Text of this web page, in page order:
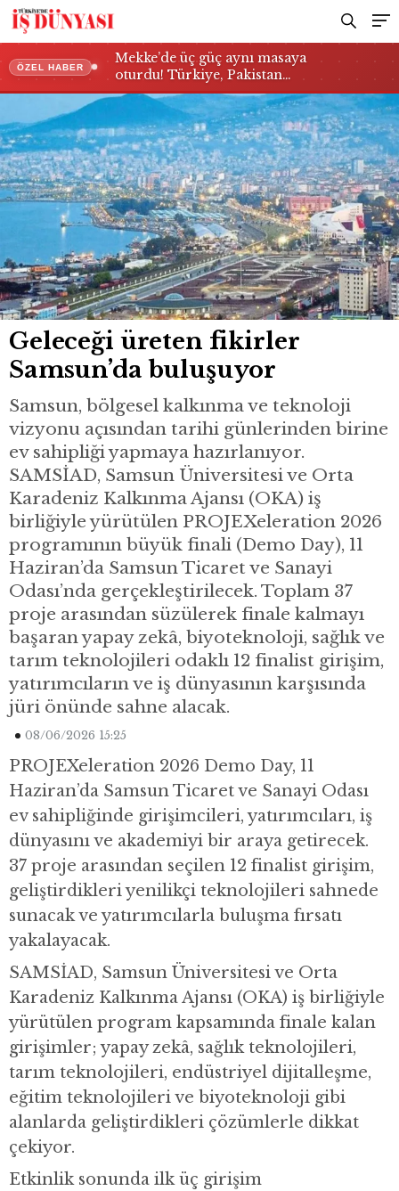
ÖZEL HABER
Mekke’de üç güç aynı masaya
oturdu! Türkiye, Pakistan…
Geleceği üreten fikirler
Samsun’da buluşuyor
Samsun, bölgesel kalkınma ve teknoloji
vizyonu açısından tarihi günlerinden birine
ev sahipliği yapmaya hazırlanıyor.
SAMSİAD, Samsun Üniversitesi ve Orta
Karadeniz Kalkınma Ajansı (OKA) iş
birliğiyle yürütülen PROJEXeleration 2026
programının büyük finali (Demo Day), 11
Haziran’da Samsun Ticaret ve Sanayi
Odası’nda gerçekleştirilecek. Toplam 37
proje arasından süzülerek finale kalmayı
başaran yapay zekâ, biyoteknoloji, sağlık ve
tarım teknolojileri odaklı 12 finalist girişim,
yatırımcıların ve iş dünyasının karşısında
jüri önünde sahne alacak.
08/06/2026 15:25
PROJEXeleration 2026 Demo Day, 11
Haziran’da Samsun Ticaret ve Sanayi Odası
ev sahipliğinde girişimcileri, yatırımcıları, iş
dünyasını ve akademiyi bir araya getirecek.
37 proje arasından seçilen 12 finalist girişim,
geliştirdikleri yenilikçi teknolojileri sahnede
sunacak ve yatırımcılarla buluşma fırsatı
yakalayacak.
SAMSİAD, Samsun Üniversitesi ve Orta
Karadeniz Kalkınma Ajansı (OKA) iş birliğiyle
yürütülen program kapsamında finale kalan
girişimler; yapay zekâ, sağlık teknolojileri,
tarım teknolojileri, endüstriyel dijitalleşme,
eğitim teknolojileri ve biyoteknoloji gibi
alanlarda geliştirdikleri çözümlerle dikkat
çekiyor.
Etkinlik sonunda ilk üç girişim